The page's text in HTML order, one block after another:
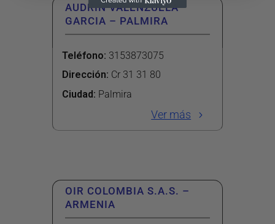
AUDRIN VALENZUELA
GARCIA – PALMIRA
Teléfono: 3153873075
Dirección: Cr 31 31 80
Ciudad: Palmira
Ver más
OIR COLOMBIA S.A.S. –
ARMENIA